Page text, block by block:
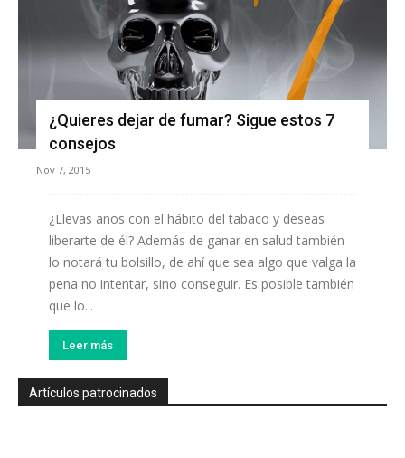
¿Quieres dejar de fumar? Sigue estos 7
consejos
Nov 7, 2015
¿Llevas años con el hábito del tabaco y deseas
liberarte de él? Además de ganar en salud también
lo notará tu bolsillo, de ahí que sea algo que valga la
pena no intentar, sino conseguir. Es posible también
que lo...
Leer más
Artículos patrocinados